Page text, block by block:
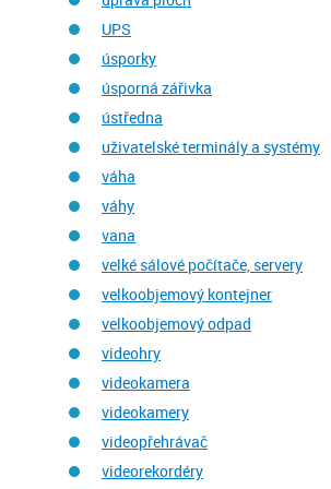
UPS
úsporky
úsporná zářivka
ústředna
uživatelské terminály a systémy
váha
váhy
vana
velké sálové počítače, servery
velkoobjemový kontejner
velkoobjemový odpad
videohry
videokamera
videokamery
videopřehrávač
videorekordéry